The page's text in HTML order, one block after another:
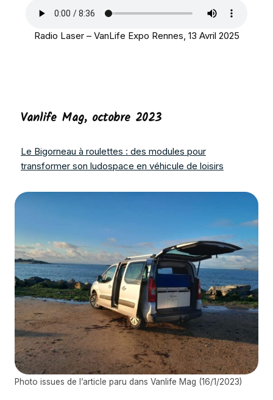
Radio Laser – VanLife Expo Rennes, 13 Avril 2025
Photo issues de l’article paru dans Vanlife Mag (16/1/2023)
Vanlife Mag, octobre 2023
Le Bigorneau à roulettes : des modules pour
transformer son ludospace en véhicule de loisirs